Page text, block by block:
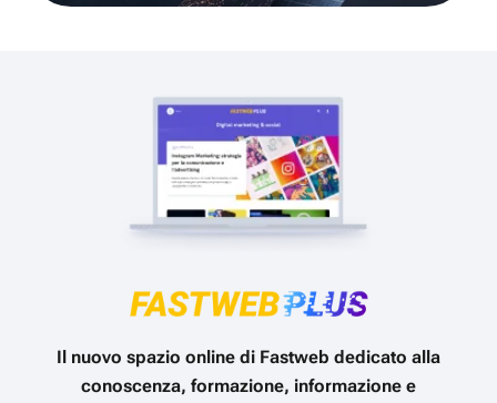
Il nuovo spazio online di Fastweb dedicato alla
conoscenza, formazione, informazione e